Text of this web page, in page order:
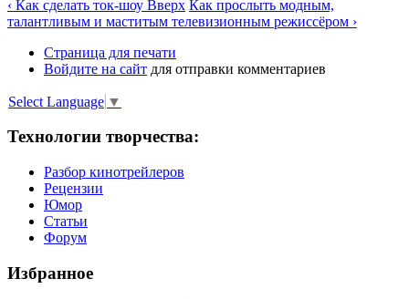
‹ Как сделать ток-шоу Вверх Как прослыть модным,
талантливым и маститым телевизионным режиссёром ›
Страница для печати
Войдите на сайт для отправки комментариев
Select Language ▼
Технологии творчества:
Разбор кинотрейлеров
Рецензии
Юмор
Статьи
Форум
Избранное